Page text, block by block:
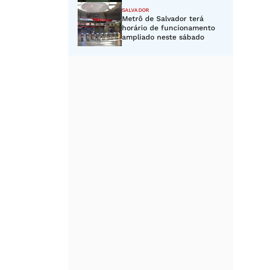
SALVADOR
Metrô de Salvador terá
horário de funcionamento
ampliado neste sábado